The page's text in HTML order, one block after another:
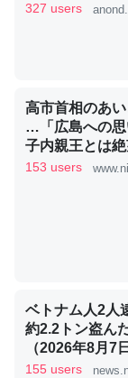
昆虫ってカル
コオロギのカ
論文では「淡
利だから両方
いる鋏角類（
─ニュース :: 【研
いのか」に関する
327 users
高市首相のあ
…「広島への思
子内親王とは
ダイDIGITAL
153 users
ベトナム人2
約2.2トン盗ん
（2026年8月7
NEWS NNN
155 users